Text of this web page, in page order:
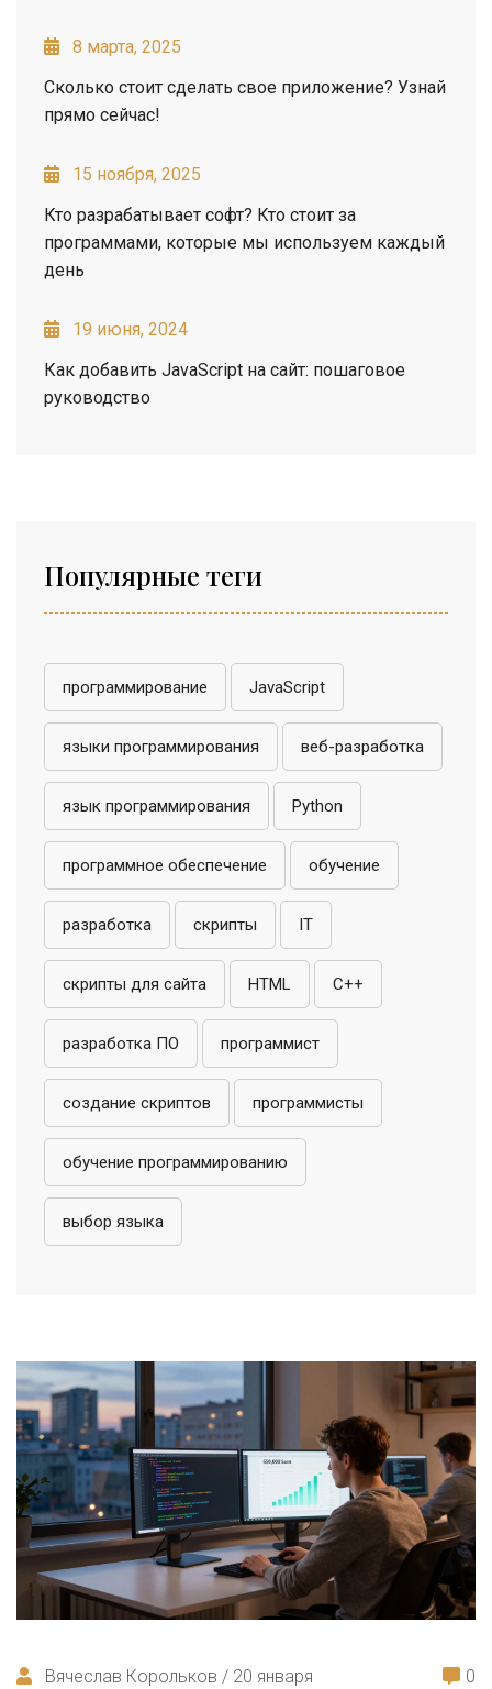
8 марта, 2025
Сколько стоит сделать свое приложение? Узнай
прямо сейчас!
15 ноября, 2025
Кто разрабатывает софт? Кто стоит за
программами, которые мы используем каждый
день
19 июня, 2024
Как добавить JavaScript на сайт: пошаговое
руководство
Популярные теги
программирование JavaScript
языки программирования веб-разработка
язык программирования Python
программное обеспечение обучение
разработка скрипты IT
скрипты для сайта HTML C++
разработка ПО программист
создание скриптов программисты
обучение программированию
выбор языка
Вячеслав Корольков / 20 января 0